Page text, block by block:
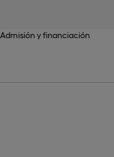
Admisión y financiación